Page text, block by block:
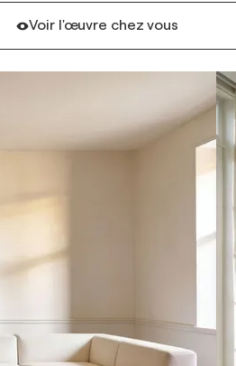
Voir l'œuvre chez vous